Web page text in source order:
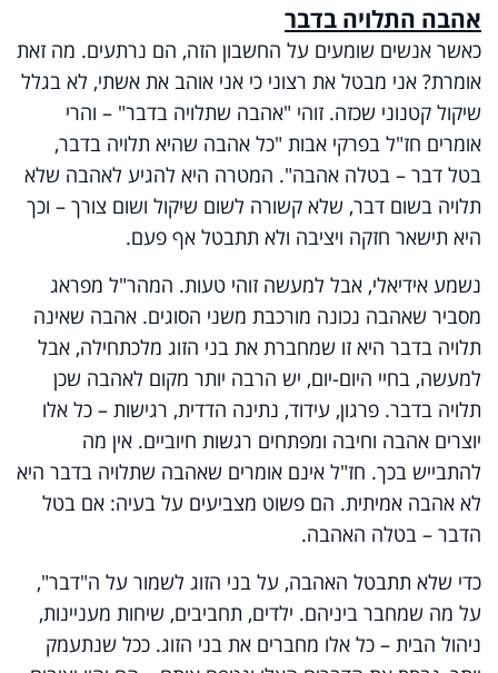
אהבה התלויה בדבר
כאשר אנשים שומעים על החשבון הזה, הם נרתעים. מה זאת
אומרת? אני מבטל את רצוני כי אני אוהב את אשתי, לא בגלל
שיקול קטנוני שכזה. זוהי "אהבה שתלויה בדבר" – והרי
אומרים חז"ל בפרקי אבות "כל אהבה שהיא תלויה בדבר,
בטל דבר – בטלה אהבה". המטרה היא להגיע לאהבה שלא
תלויה בשום דבר, שלא קשורה לשום שיקול ושום צורך – וכך
היא תישאר חזקה ויציבה ולא תתבטל אף פעם.
נשמע אידיאלי, אבל למעשה זוהי טעות. המהר"ל מפראג
מסביר שאהבה נכונה מורכבת משני הסוגים. אהבה שאינה
תלויה בדבר היא זו שמחברת את בני הזוג מלכתחילה, אבל
למעשה, בחיי היום-יום, יש הרבה יותר מקום לאהבה שכן
תלויה בדבר. פרגון, עידוד, נתינה הדדית, רגישות – כל אלו
יוצרים אהבה וחיבה ומפתחים רגשות חיוביים. אין מה
להתבייש בכך. חז"ל אינם אומרים שאהבה שתלויה בדבר היא
לא אהבה אמיתית. הם פשוט מצביעים על בעיה: אם בטל
הדבר – בטלה האהבה.
כדי שלא תתבטל האהבה, על בני הזוג לשמור על ה"דבר",
על מה שמחבר ביניהם. ילדים, תחביבים, שיחות מעניינות,
ניהול הבית – כל אלו מחברים את בני הזוג. ככל שנתעמק